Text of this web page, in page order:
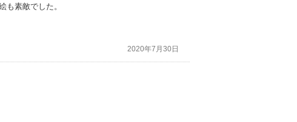
も素敵でした。
2020年7月30日